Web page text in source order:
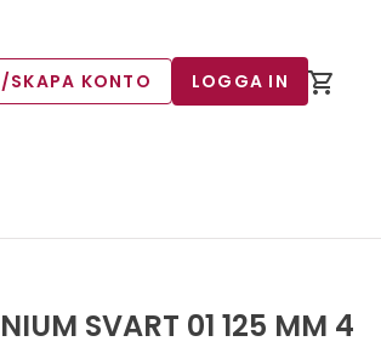
SKAPA KONTO LOGGA IN
SVART 01 125 MM 4